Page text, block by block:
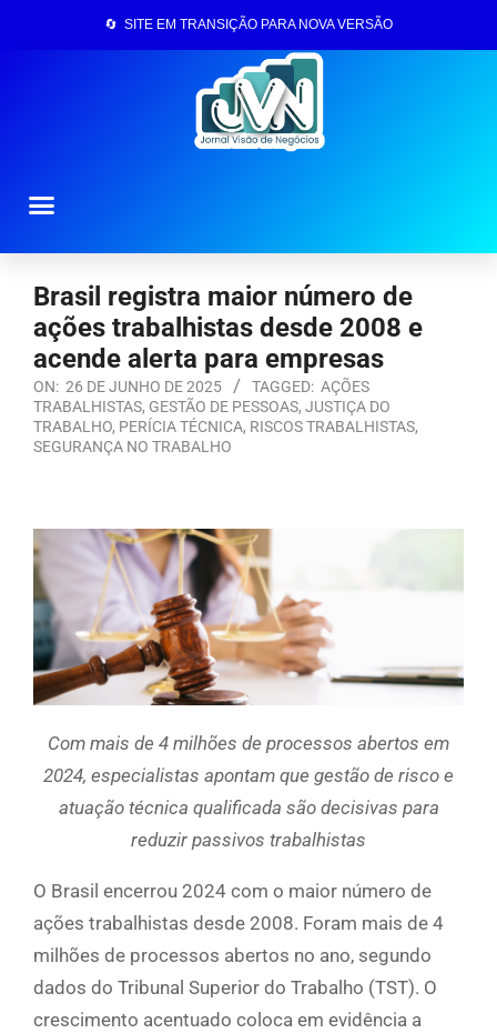
🔄 SITE EM TRANSIÇÃO PARA NOVA VERSÃO
Brasil registra maior número de
ações trabalhistas desde 2008 e
acende alerta para empresas
ON: 26 DE JUNHO DE 2025 TAGGED: AÇÕES
TRABALHISTAS, GESTÃO DE PESSOAS, JUSTIÇA DO
TRABALHO, PERÍCIA TÉCNICA, RISCOS TRABALHISTAS,
SEGURANÇA NO TRABALHO
Com mais de 4 milhões de processos abertos em
2024, especialistas apontam que gestão de risco e
atuação técnica qualificada são decisivas para
reduzir passivos trabalhistas
O Brasil encerrou 2024 com o maior número de
ações trabalhistas desde 2008. Foram mais de 4
milhões de processos abertos no ano, segundo
dados do Tribunal Superior do Trabalho (TST). O
crescimento acentuado coloca em evidência a